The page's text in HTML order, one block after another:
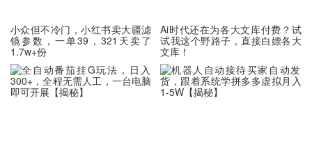
小众但不冷门，小红书卖大疆滤
镜参数，一单39，321天卖了
1.7w+份
Ai时代还在为各大文库付费？试
试我这个野路子，直接白嫖各大
文库！